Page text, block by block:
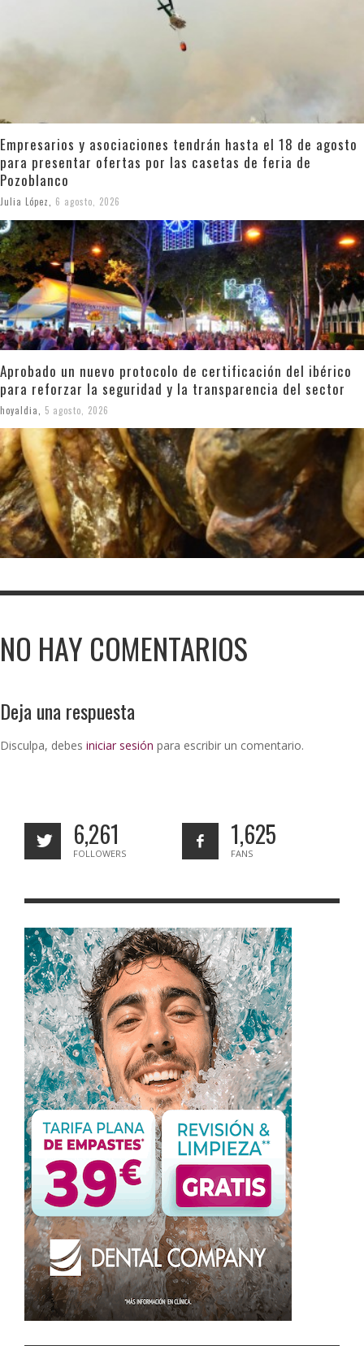
Empresarios y asociaciones tendrán hasta el 18 de agosto
para presentar ofertas por las casetas de feria de
Pozoblanco
Julia López 6 agosto, 2026
Aprobado un nuevo protocolo de certificación del ibérico
para reforzar la seguridad y la transparencia del sector
hoyaldia 5 agosto, 2026
NO HAY COMENTARIOS
Deja una respuesta
Disculpa, debes iniciar sesión para escribir un comentario.
6,261
FOLLOWERS
1,625
FANS